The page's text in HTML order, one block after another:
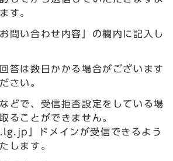
す。
問い合わせ内容」の欄内に記入し
答は数日かかる場合がございます
さい。
どで、受信拒否設定をしている場
ることができません。
」ドメインが受信できるよう
します。